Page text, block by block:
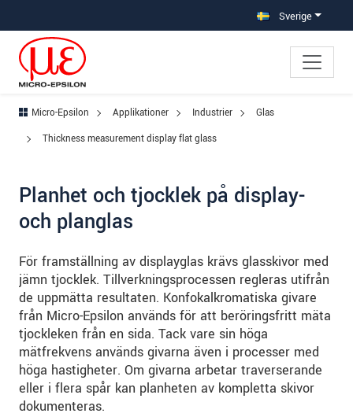
Sverige
Micro-Epsilon Applikationer Industrier
Glas
Thickness measurement display flat glass
Planhet och tjocklek på display-
och planglas
För framställning av displayglas krävs glasskivor med
jämn tjocklek. Tillverkningsprocessen regleras utifrån
de uppmätta resultaten. Konfokalkromatiska givare
från Micro-Epsilon används för att beröringsfritt mäta
tjockleken från en sida. Tack vare sin höga
mätfrekvens används givarna även i processer med
höga hastigheter. Om givarna arbetar traverserande
eller i flera spår kan planheten av kompletta skivor
dokumenteras.